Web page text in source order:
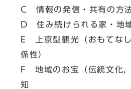
C 情報の発信・共有の方
D 住み続けられる家・地
E 上京型観光（おもてな
係性）
F 地域のお宝（伝統文化
知